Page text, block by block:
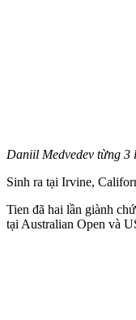
Daniil Medvedev từng 3
Sinh ra tại Irvine,
Tien đã hai lần giành
tại Australian Open và